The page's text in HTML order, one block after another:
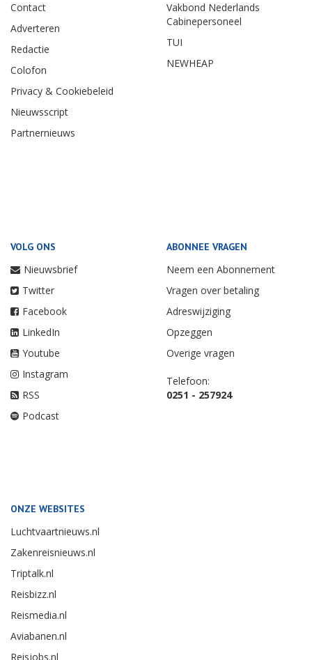
Contact
Adverteren
Redactie
Colofon
Privacy & Cookiebeleid
Nieuwsscript
Partnernieuws
Vakbond Nederlands
Cabinepersoneel
TUI
NEWHEAP
VOLG ONS
Nieuwsbrief
Twitter
Facebook
LinkedIn
Youtube
Instagram
RSS
Podcast
ABONNEE VRAGEN
Neem een Abonnement
Vragen over betaling
Adreswijziging
Opzeggen
Overige vragen
Telefoon:
0251 - 257924
ONZE WEBSITES
Luchtvaartnieuws.nl
Zakenreisnieuws.nl
Triptalk.nl
Reisbizz.nl
Reismedia.nl
Aviabanen.nl
Reisjobs.nl